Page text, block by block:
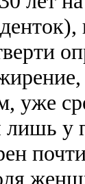
уже
лишь у